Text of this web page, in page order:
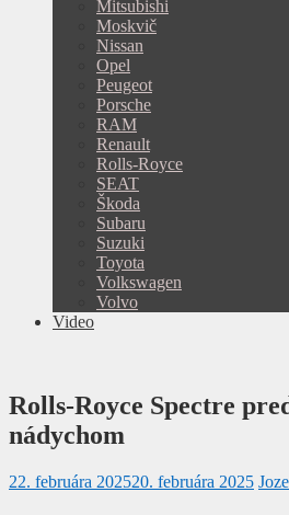
Mitsubishi
Moskvič
Nissan
Opel
Peugeot
Porsche
RAM
Renault
Rolls-Royce
SEAT
Škoda
Subaru
Suzuki
Toyota
Volkswagen
Volvo
Video
Rolls-Royce Spectre
nádychom
22. februára 202520. februára 2025